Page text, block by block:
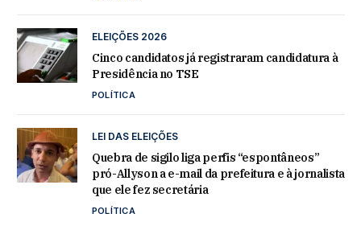
ELEIÇÕES 2026
Cinco candidatos já registraram candidatura à
Presidência no TSE
POLÍTICA
LEI DAS ELEIÇÕES
Quebra de sigilo liga perfis “espontâneos”
pró-Allyson a e-mail da prefeitura e à jornalista
que ele fez secretária
POLÍTICA